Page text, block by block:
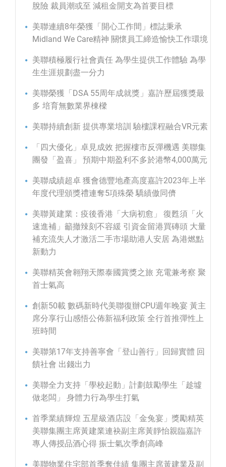
脫險 裁員潮或至 減租金開支為首要目標
美聯連續8年榮獲「開心工作間」標誌秉承
Midland We Care精神 關懷員工締造愉快工作環境
美聯積極履行社會責任 為學生提供工作體驗 為學
生生涯規劃盡一分力
美聯榮獲「DSA 55周年成就獎」嘉許歷屆獲獎最
多 培育無數業界棟樑
美聯持續創新 提供專業培訓 驗樓課程融合VR元素
「四大優化」卓見成效 把握樓市反彈機遇 美聯集
團發「盈喜」 預期中期盈利不多於港幣4,000萬元
美聯成績超卓 獲會德豐地產高度嘉許2023年上半
年度代理頒獎禮連奪5項殊榮 驕績傲同儕
美聯黃建業：疫後香港「大病初愈」 復甦須「火
速進補」籲撤辣刻不容緩 引資金留港買磚頭 大量
補充流失人才激活二手市場助港人安居 為港燃點
新動力
美聯精英會翱翔天際泰國賞獎之旅 充電兼考察 聚
首士氣高
創新50載 數碼新時代美聯復辦CPU週年晚宴 黃主
席分享行山感悟公佈新福利政策 全行首推彈性上
班時間
美聯第17年支持善寧會「登山善行」回歸實體 回
饋社會 出錢出力
美聯全力支持「學校起動」計劃鼓勵學生「趁墟
做老闆」 身體力行為學生打氣
首季業績輝煌 五星級酒店設「金兔宴」獎勵精英
美聯集團主席黃建業連袂副主席黃靜怡親臨嘉許
專人傳授品酒心得 振士氣次季創高峰
美聯物業住宅部首季奪佳績 集團主席黃建業及副